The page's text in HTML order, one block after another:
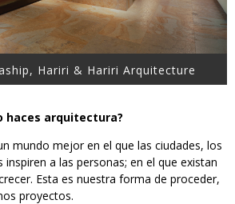
Hariri & Hariri Arquitecture
haces arquitectura?
mundo mejor en el que las ciudades, los
a las personas; en el que existan
Esta es nuestra forma de proceder,
proyectos.